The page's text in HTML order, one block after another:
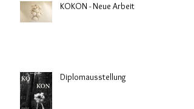
KOKON - Neue Arbeit
Diplomausstellung